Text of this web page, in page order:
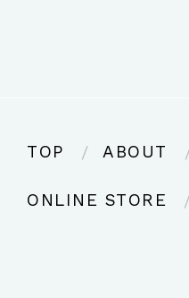
TOP ABOUT
ONLINE STORE